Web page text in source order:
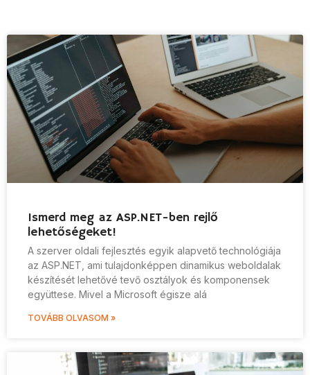
Ismerd meg az ASP.NET-ben rejlő
lehetőségeket!
A szerver oldali fejlesztés egyik alapvető technológiája
az ASP.NET, ami tulajdonképpen dinamikus weboldalak
készítését lehetővé tevő osztályok és komponensek
együttese. Mivel a Microsoft égisze alá
TOVÁBB OLVASOM »